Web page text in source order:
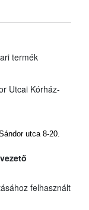
utca 8-20.